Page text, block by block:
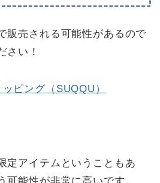
販売される可能性があるので
さい！
ピング（SUQQU）
定アイテムということもあ